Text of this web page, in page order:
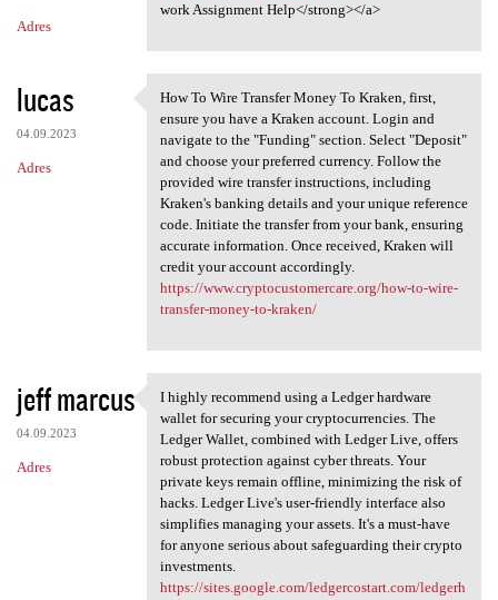
Adres
work Assignment Help</strong></a>
lucas
04.09.2023
Adres
How To Wire Transfer Money To
How To Wire Transfer Money To Kraken, first,
ensure you have a Kraken account. Login and
navigate to the "Funding" section. Select "Deposit"
and choose your preferred currency. Follow the
provided wire transfer instructions, including
Kraken's banking details and your unique reference
code. Initiate the transfer from your bank, ensuring
accurate information. Once received, Kraken will
credit your account accordingly.
https://www.cryptocustomercare.org/how-to-wire-
transfer-money-to-kraken/
jeff marcus
04.09.2023
Adres
I highly recommend using a
I highly recommend using a Ledger hardware
wallet for securing your cryptocurrencies. The
Ledger Wallet, combined with Ledger Live, offers
robust protection against cyber threats. Your
private keys remain offline, minimizing the risk of
hacks. Ledger Live's user-friendly interface also
simplifies managing your assets. It's a must-have
for anyone serious about safeguarding their crypto
investments.
https://sites.google.com/ledgercostart.com/ledgerh